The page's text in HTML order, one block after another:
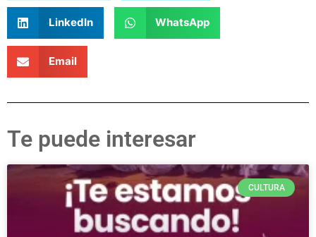
LinkedIn WhatsApp
Email
Te puede interesar
CULTURA